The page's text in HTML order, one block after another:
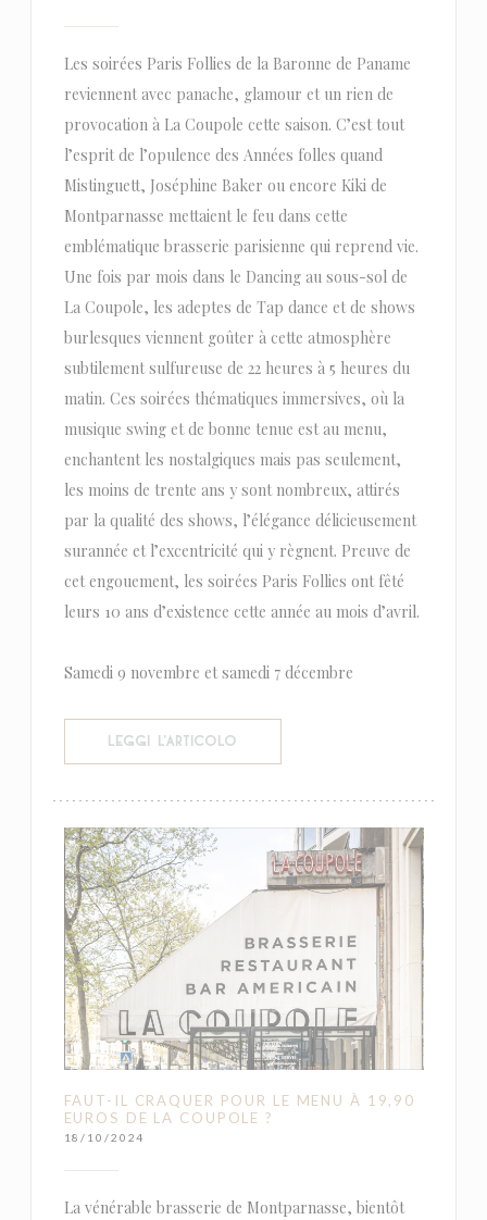
Les soirées Paris Follies de la Baronne de Paname
reviennent avec panache, glamour et un rien de
provocation à La Coupole cette saison. C’est tout
l’esprit de l’opulence des Années folles quand
Mistinguett, Joséphine Baker ou encore Kiki de
Montparnasse mettaient le feu dans cette
emblématique brasserie parisienne qui reprend vie.
Une fois par mois dans le Dancing au sous-sol de
La Coupole, les adeptes de Tap dance et de shows
burlesques viennent goûter à cette atmosphère
subtilement sulfureuse de 22 heures à 5 heures du
matin. Ces soirées thématiques immersives, où la
musique swing et de bonne tenue est au menu,
enchantent les nostalgiques mais pas seulement,
les moins de trente ans y sont nombreux, attirés
par la qualité des shows, l’élégance délicieusement
surannée et l’excentricité qui y règnent. Preuve de
cet engouement, les soirées Paris Follies ont fêté
leurs 10 ans d’existence cette année au mois d’avril.
Samedi 9 novembre et samedi 7 décembre
LEGGI L'ARTICOLO
FAUT-IL CRAQUER POUR LE MENU À 19,90
EUROS DE LA COUPOLE ?
18/10/2024
La vénérable brasserie de Montparnasse, bientôt